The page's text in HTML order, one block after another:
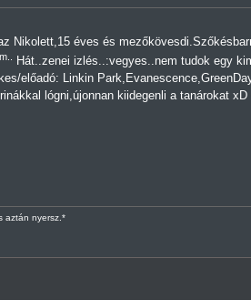
Nikolett,15 éves és
Hát..zenei izlés..:vegyes..nem tudok egy
előadó: Linkin
lógni,újonnan kiidegenli a tanárokat
aztán nyersz.*